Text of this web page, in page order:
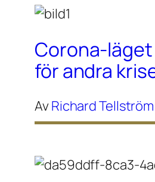
Corona-
för andra
AvRichard Tellström